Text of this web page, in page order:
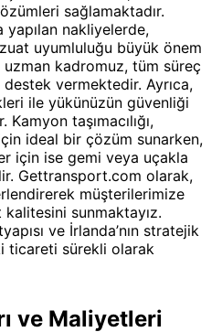
sağlamaktadır.
yapılan nakliyelerde,
uyumluluğu büyük önem
uzman kadromuz, tüm süreç
vermektedir. Ayrıca,
ile yükünüzün güvenliği
taşımacılığı,
ideal bir çözüm sunarken,
için ise gemi veya uçakla
Gettransport.com olarak,
müşterilerimize
sunmaktayız.
ve İrlanda’nın stratejik
ticareti sürekli olarak
ve Maliyetleri